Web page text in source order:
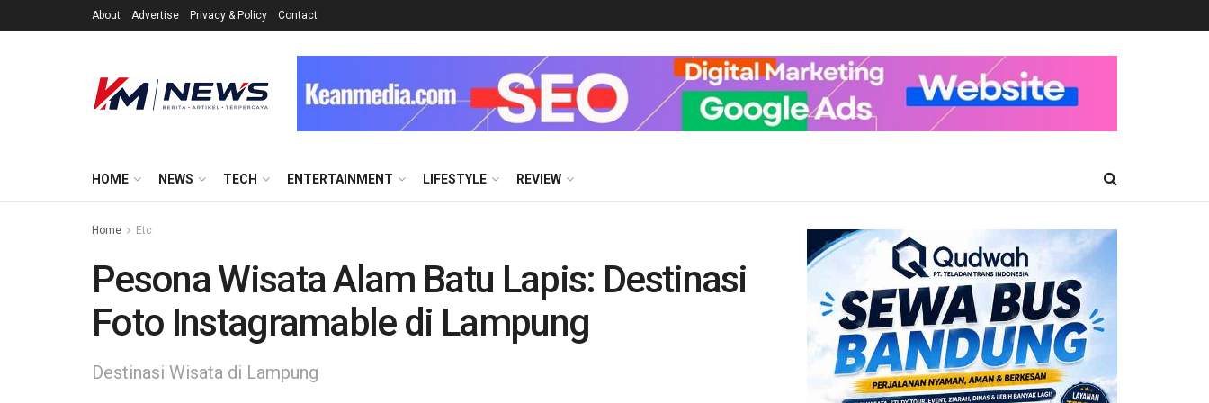
About Advertise Privacy & Policy Contact
HOME NEWS TECH ENTERTAINMENT LIFESTYLE REVIEW
Home Etc
Pesona Wisata Alam Batu Lapis: Destinasi
Foto Instagramable di Lampung
Destinasi Wisata di Lampung